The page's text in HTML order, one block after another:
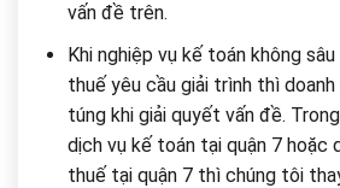
vấn đề trên.
Khi nghiệp vụ kế toán không
thuế yêu cầu giải trình thì
túng khi giải quyết vấn đề.
dịch vụ kế toán tại quận 7 hoặc
thuế tại quận 7 thì chúng tôi